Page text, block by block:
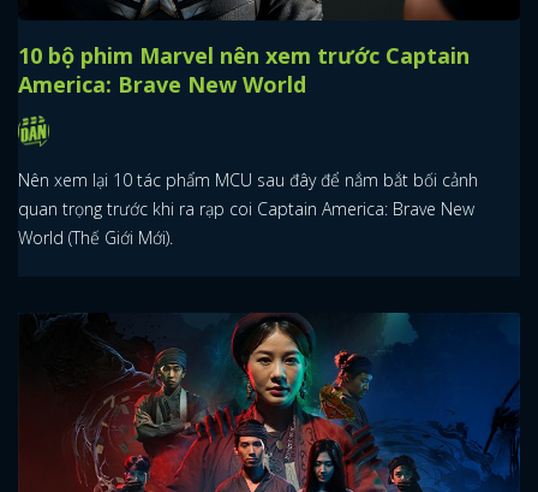
10 bộ phim Marvel nên xem trước Captain
America: Brave New World
Nên xem lại 10 tác phẩm MCU sau đây để nắm bắt bối cảnh
quan trọng trước khi ra rạp coi Captain America: Brave New
World (Thế Giới Mới).